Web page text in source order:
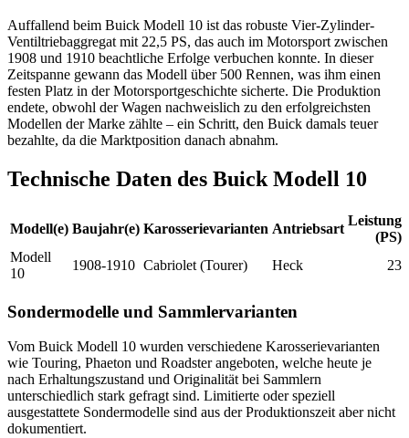
Auffallend beim Buick Modell 10 ist das robuste Vier-Zylinder-
Ventiltriebaggregat mit 22,5 PS, das auch im Motorsport zwischen
1908 und 1910 beachtliche Erfolge verbuchen konnte. In dieser
Zeitspanne gewann das Modell über 500 Rennen, was ihm einen
festen Platz in der Motorsportgeschichte sicherte. Die Produktion
endete, obwohl der Wagen nachweislich zu den erfolgreichsten
Modellen der Marke zählte – ein Schritt, den Buick damals teuer
bezahlte, da die Marktposition danach abnahm.
Technische Daten des Buick Modell 10
Modell(e) Baujahr(e) Karosserievarianten Antriebsart
Leistung
(PS)
Modell
10
1908-1910 Cabriolet (Tourer) Heck 23
Sondermodelle und Sammlervarianten
Vom Buick Modell 10 wurden verschiedene Karosserievarianten
wie Touring, Phaeton und Roadster angeboten, welche heute je
nach Erhaltungszustand und Originalität bei Sammlern
unterschiedlich stark gefragt sind. Limitierte oder speziell
ausgestattete Sondermodelle sind aus der Produktionszeit aber nicht
dokumentiert.